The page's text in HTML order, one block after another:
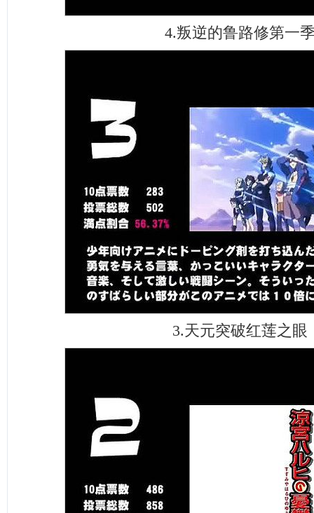
4.叛逆的鲁路修第一
3.天元突破红莲之眼